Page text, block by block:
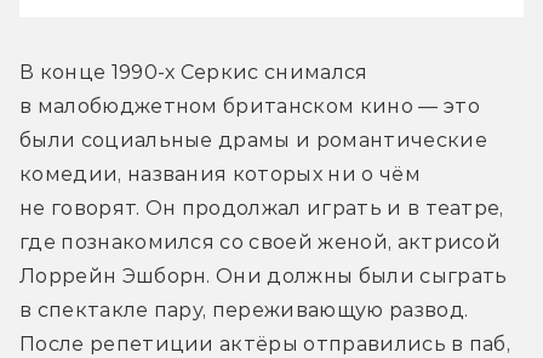
В конце 1990-х Серкис снимался
в малобюджетном британском кино — это
были социальные драмы и романтические
комедии, названия которых ни о чём
не говорят. Он продолжал играть и в театре,
где познакомился со своей женой, актрисой
Лоррейн Эшборн. Они должны были сыграть
в спектакле пару, переживающую развод.
После репетиции актёры отправились в паб,